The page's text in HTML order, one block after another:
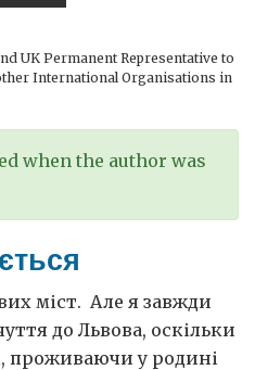
UK Permanent Representative to
International Organisations in
when the author was
міст. Але я завжди
до Львова, оскільки
проживаючи у родині